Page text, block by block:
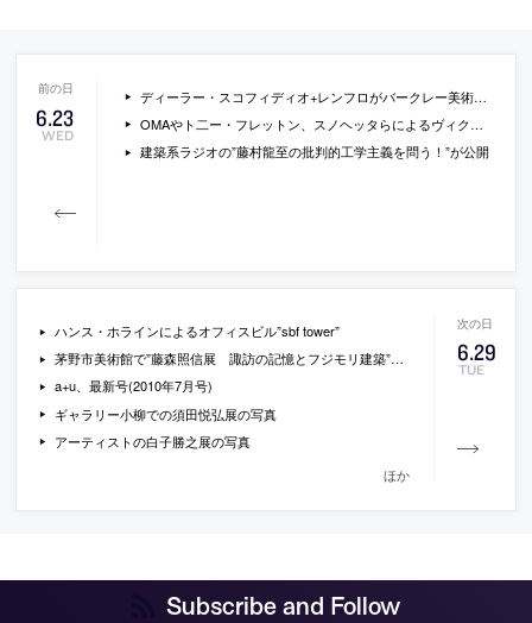
6.23
WED
ディーラー・スコフィディオ+レンフロがバークレー美術館・パシフィック・フィルム・アーカイブの設計者に
OMAやト二ー・フレットン、スノヘッタらによるヴィクトリア&アルバート博物館の中庭の展示スペースの提案
建築系ラジオの”藤村龍至の批判的工学主義を問う！”が公開
6.29
TUE
ハンス・ホラインによるオフィスビル”sbf tower”
茅野市美術館で”藤森照信展 諏訪の記憶とフジモリ建築”が開催[2010/7/24-8/29]
a+u、最新号(2010年7月号)
ギャラリー小柳での須田悦弘展の写真
アーティストの白子勝之展の写真
ほか
Subscribe and Follow